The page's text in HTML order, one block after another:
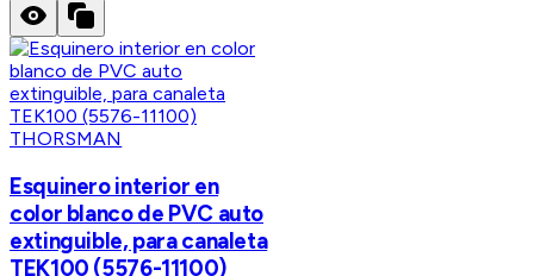
THORSMAN
Esquinero interior en
color blanco de PVC auto
extinguible, para canaleta
TEK100 (5576-11100)